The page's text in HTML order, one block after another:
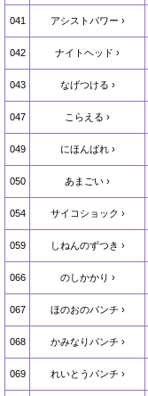
041 アシストパワー
042 ナイトヘッド
043 なげつける
047 こらえる
049 にほんばれ
050 あまごい
054 サイコショック
059 しねんのずつき
066 のしかかり
067 ほのおのパンチ
068 かみなりパンチ
069 れいとうパンチ